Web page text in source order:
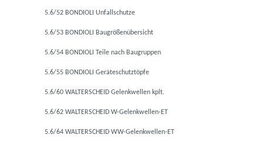
5.6/52 BONDIOLI Unfallschutze
5.6/53 BONDIOLI Baugrößenübersicht
5.6/54 BONDIOLI Teile nach Baugruppen
5.6/55 BONDIOLI Geräteschutztöpfe
5.6/60 WALTERSCHEID Gelenkwellen kplt.
5.6/62 WALTERSCHEID W-Gelenkwellen-ET
5.6/64 WALTERSCHEID WW-Gelenkwellen-ET